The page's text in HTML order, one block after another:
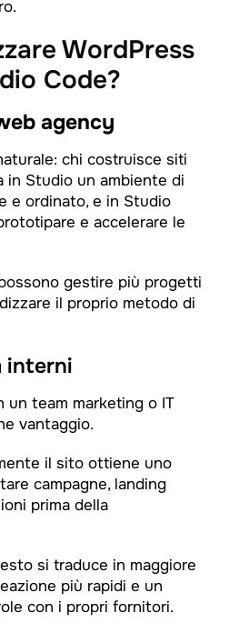
WordPress
Code?
agency
chi costruisce siti
in Studio un ambiente di
e ordinato, e in Studio
e accelerare le
gestire più progetti
il proprio metodo di
interni
un team marketing o IT
vantaggio.
il sito ottiene uno
campagne, landing
prima della
si traduce in maggiore
più rapidi e un
con i propri fornitori.